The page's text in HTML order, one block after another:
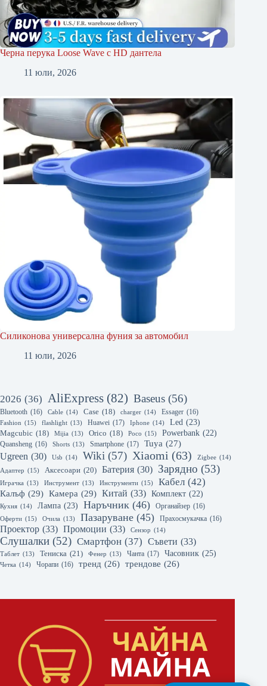
Черна перука Loose Wave с HD дантела
11 юли, 2026
Силиконова универсална фуния за автомобил
11 юли, 2026
2026 (36) AliExpress (82) Baseus (56)
Bluetooth (16) Cable (14) Case (18) charger (14) Essager (16)
Fashion (15) flashlight (13) Huawei (17) Iphone (14) Led (23)
Magcubic (18) Mijia (13) Orico (18) Poco (15) Powerbank (22)
Quansheng (16) Shorts (13) Smartphone (17) Tuya (27)
Ugreen (30) Usb (14) Wiki (57) Xiaomi (63) Zigbee (14)
Адаптер (15) Аксесоари (20) Батерия (30) Зарядно (53)
Играчка (13) Инструмент (13) Инструменти (15) Кабел (42)
Калъф (29) Камера (29) Китай (33) Комплект (22)
Кухня (14) Лампа (23) Наръчник (46) Органайзер (16)
Оферти (15) Очила (13) Пазаруване (45) Прахосмукачка (16)
Проектор (33) Промоции (33) Сензор (14)
Слушалки (52) Смартфон (37) Съвети (33)
Таблет (13) Тениска (21) Фенер (13) Чанта (17) Часовник (25)
Четка (14) Чорапи (16) тренд (26) трендове (26)